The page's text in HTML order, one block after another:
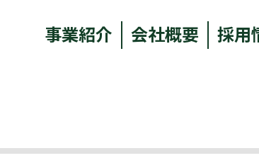
事業紹介 会社概要 採用